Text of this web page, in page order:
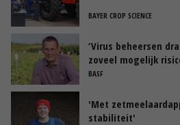
BAYER CROP SCIENCE
‘Virus beheersen
zoveel mogelijk
BASF
'Met
stabiliteit'